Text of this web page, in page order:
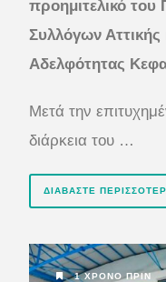
προημιτελικό του
Συλλόγων
Αδελφότητας
Μετά την
διάρκεια του …
ΔΙΑΒΆΣΤΕ
1 ΧΡΌΝΟ ΠΡΙΝ